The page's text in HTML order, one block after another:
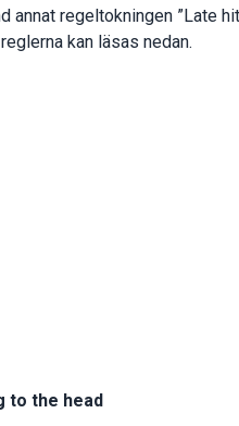
annat regeltokningen ”Late
kan läsas nedan.
to the head